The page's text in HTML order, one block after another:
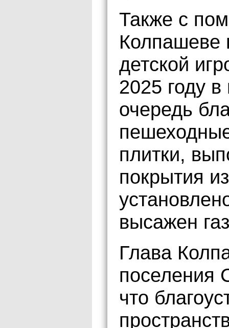
Также с
Колпашеве
детской
2025 году
очередь
плитки,
покрытия
высажен
Глава
поселения
что